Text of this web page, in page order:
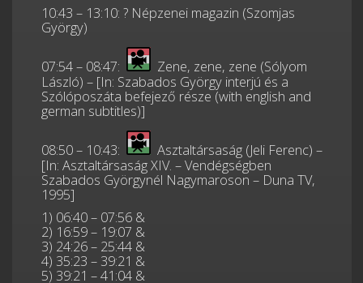
10:43 – 13:10: ? Népzenei magazin (Szomjas
György)
07:54 – 08:47:
Zene, zene, zene (Sólyom
László) – [In: Szabados György interjú és a
Szólóposzáta befejező része (with english and
german subtitles)]
08:50 – 10:43:
Asztaltársaság (Jeli Ferenc) –
[In: Asztaltársaság XIV. – Vendégségben
Szabados Györgynél Nagymaroson – Duna TV,
1995]
1) 06:40 – 07:56 &
2) 16:59 – 19:07 &
3) 24:26 – 25:44 &
4) 35:23 – 39:21 &
5) 39:21 – 41:04 &